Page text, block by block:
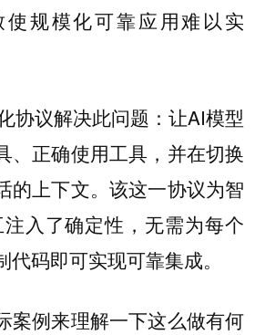
规模化可靠应用难以实
协议解决此问题：让AI模型
、正确使用工具，并在切换
的上下文。该这一协议为智
入了确定性，无需为每个
代码即可实现可靠集成。
案例来理解一下这么做有何